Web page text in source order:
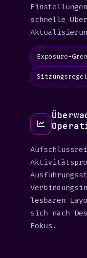
schnelle
Exposure-
lesbaren
sich nach
Fokus.